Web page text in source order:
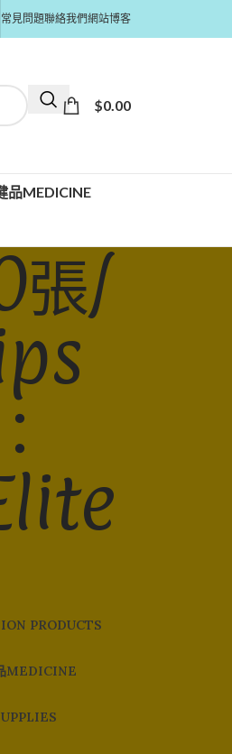
常見問題聯絡我們網站博客
$0.00
品MEDICINE
張/
PRODUCTS
MEDICINE